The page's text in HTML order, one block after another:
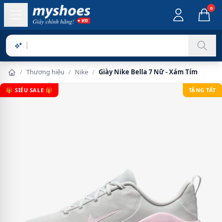
0
Sản phẩm ch
/ Thương hiệu / Nike / Giày Nike Bella 7 Nữ - Xám Tím
🎁 SIÊU SALE 🎁 TẶNG TẤT